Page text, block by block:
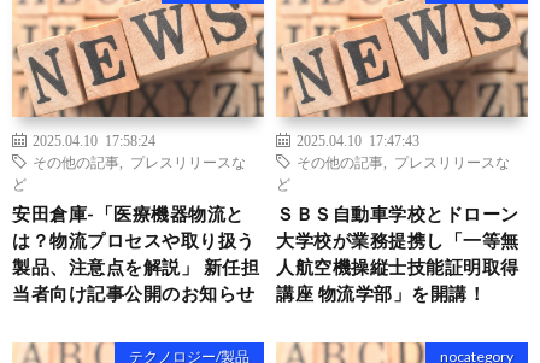
2025.04.10 17:58:24
その他の記事
プレスリリースな
ど
安田倉庫-「医療機器物流と
は？物流プロセスや取り扱う
製品、注意点を解説」 新任担
当者向け記事公開のお知らせ
2025.04.10 17:47:43
その他の記事
プレスリリースな
ど
ＳＢＳ自動車学校とドローン
大学校が業務提携し「一等無
人航空機操縦士技能証明取得
講座 物流学部」を開講！
テクノロジー/製品 nocategory